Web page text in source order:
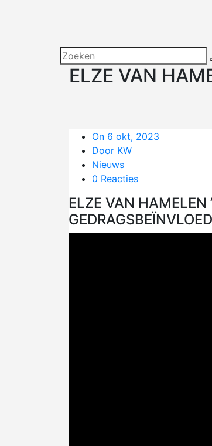
ELZE VAN
On 6 okt, 2023
Door KW
Nieuws
0 Reacties
ELZE VAN HAMELEN